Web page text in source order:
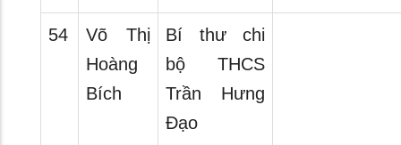
54
Võ Thị
Hoàng
Bích
Bí thư chi
bộ THCS
Trần Hưng
Đạo